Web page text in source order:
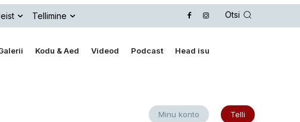
Tellimine Otsi
Kodu & Aed Videod Podcast Head isu
Minu konto Telli